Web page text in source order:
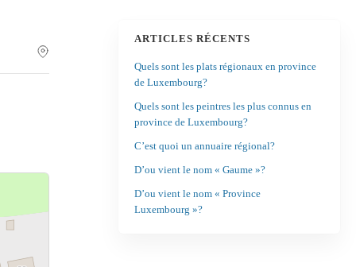
ARTICLES RÉCENTS
Quels sont les plats régionaux en province
de Luxembourg?
Quels sont les peintres les plus connus en
province de Luxembourg?
C’est quoi un annuaire régional?
D’ou vient le nom « Gaume »?
D’ou vient le nom « Province
Luxembourg »?